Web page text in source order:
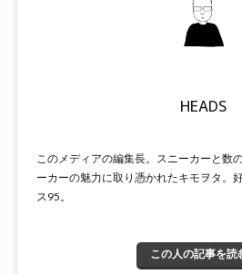
HEADS
このメディアの編集長。スニーカーと数
ーカーの魅力に取り憑かれたキモヲタ。
ス95。
この人の記事を読